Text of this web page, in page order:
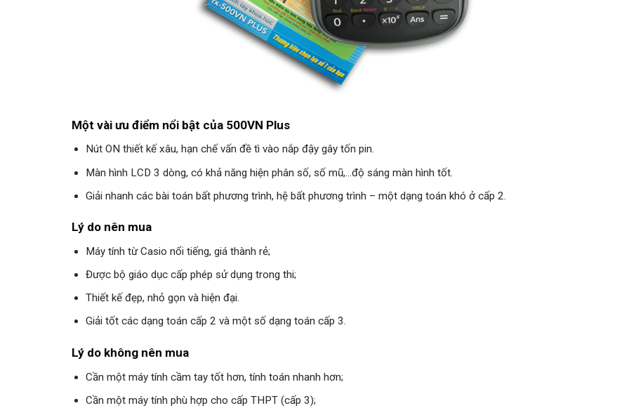
Một vài ưu điểm nổi bật của 500VN Plus
Nút ON thiết kế xâu, hạn chế vấn đề tì vào nắp đậy gây tốn pin.
Màn hình LCD 3 dòng, có khả năng hiện phân số, số mũ,…độ sáng màn hình tốt.
Giải nhanh các bài toán bất phương trình, hệ bất phương trình – một dạng toán khó ở cấp 2.
Lý do nên mua
Máy tính từ Casio nổi tiếng, giá thành rẻ;
Được bộ giáo dục cấp phép sử dụng trong thi;
Thiết kế đẹp, nhỏ gọn và hiện đại.
Giải tốt các dạng toán cấp 2 và một số dạng toán cấp 3.
Lý do không nên mua
Cần một máy tính cầm tay tốt hơn, tính toán nhanh hơn;
Cần một máy tính phù hợp cho cấp THPT (cấp 3);